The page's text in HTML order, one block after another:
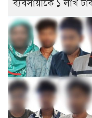
ব্যবসায়ীকে ১ লাখ